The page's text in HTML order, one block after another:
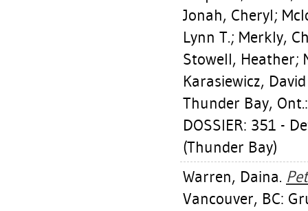
Jonah, Cheryl;
Lynn T.; Merkly,
Stowell, Heather;
Karasiewicz, David
Thunder Bay,
DOSSIER: 351 -
(Thunder Bay)
Warren, Daina.
Vancouver, BC: